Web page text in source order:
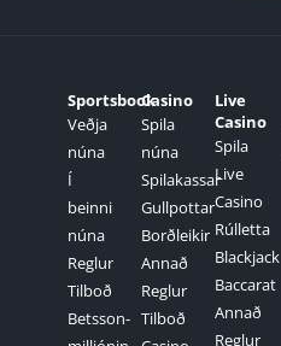
Sportsbook
Veðja
núna
Í
beinni
núna
Reglur
Tilboð
Betsson-
Casino
Spila
núna
Spilakassar
Gullpottar
Borðleikir
Annað
Reglur
Tilboð
Live
Casino
Spila
Live
Casino
Rúlletta
Blackjack
Baccarat
Annað
Reglur